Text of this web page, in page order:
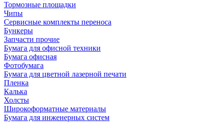
Тормозные площадки
Чипы
Сервисные комплекты переноса
Бункеры
Запчасти прочие
Бумага для офисной техники
Бумага офисная
Фотобумага
Бумага для цветной лазерной печати
Пленка
Калька
Холсты
Широкоформатные материалы
Бумага для инженерных систем